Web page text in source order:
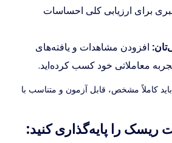
برای ارزیابی کلی احساسات
افزودن مشاهدات و یافته‌های
معاملاتی خود کسب کرده‌اید.
کاملاً مشخص، قابل آزمون و متناسب با
ریسک را پایه‌گذاری کنید: